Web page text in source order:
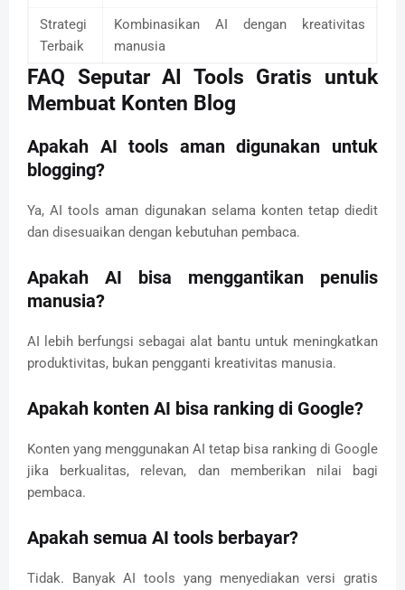
Strategi
Terbaik
Kombinasikan AI dengan kreativitas
manusia
FAQ Seputar AI Tools Gratis untuk
Membuat Konten Blog
Apakah AI tools aman digunakan untuk
blogging?
Ya, AI tools aman digunakan selama konten tetap diedit
dan disesuaikan dengan kebutuhan pembaca.
Apakah AI bisa menggantikan penulis
manusia?
AI lebih berfungsi sebagai alat bantu untuk meningkatkan
produktivitas, bukan pengganti kreativitas manusia.
Apakah konten AI bisa ranking di Google?
Konten yang menggunakan AI tetap bisa ranking di Google
jika berkualitas, relevan, dan memberikan nilai bagi
pembaca.
Apakah semua AI tools berbayar?
Tidak. Banyak AI tools yang menyediakan versi gratis